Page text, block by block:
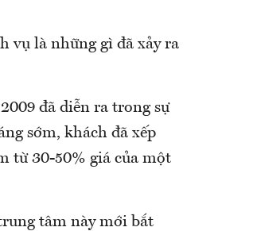
vụ là những gì đã xảy ra
đã diễn ra trong sự
sớm, khách đã xếp
từ 30-50% giá của một
tâm này mới bắt